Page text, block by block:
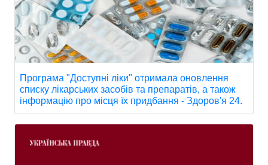
Програма "Доступні ліки" отримала оновлення
списку лікарських засобів та препаратів, а також
інформацію про місця їх придбання - Здоров'я 24.